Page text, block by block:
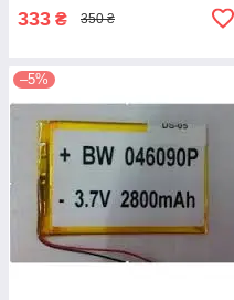
333 ₴ 350 ₴
–5%